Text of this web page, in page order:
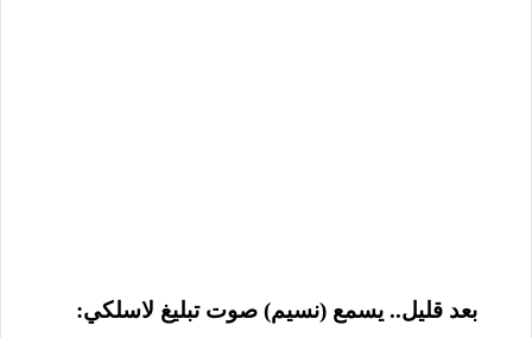
بعد قليل.. يسمع (نسيم) صوت تبليغ لاسلكي: